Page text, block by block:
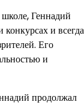
Геннадий
и всегда
Его
и
продолжал